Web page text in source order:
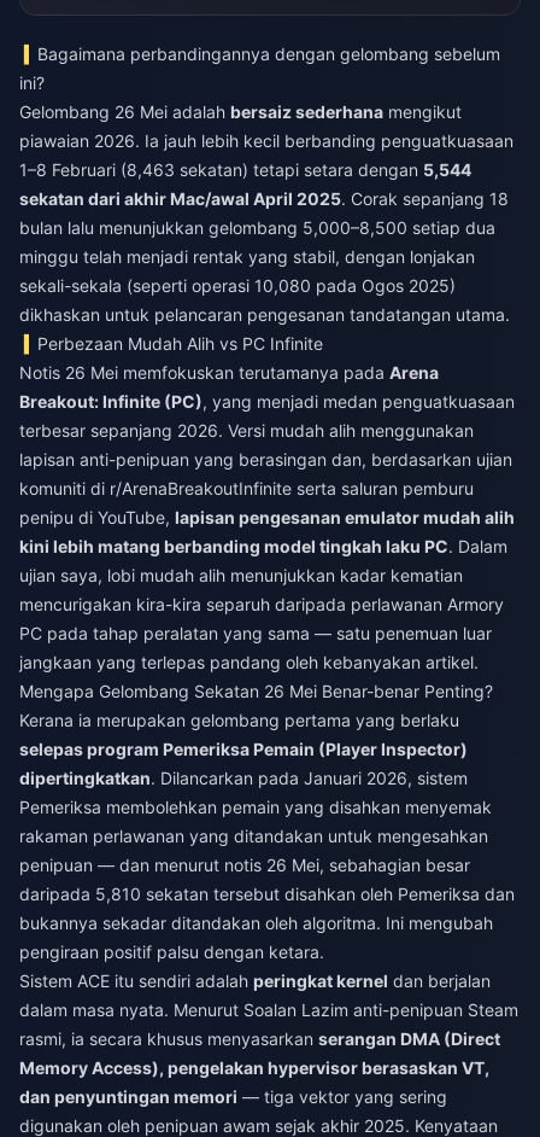
Bagaimana perbandingannya dengan gelombang sebelum
ini?
Gelombang 26 Mei adalah bersaiz sederhana mengikut
piawaian 2026. Ia jauh lebih kecil berbanding penguatkuasaan
1–8 Februari (8,463 sekatan) tetapi setara dengan 5,544
sekatan dari akhir Mac/awal April 2025. Corak sepanjang 18
bulan lalu menunjukkan gelombang 5,000–8,500 setiap dua
minggu telah menjadi rentak yang stabil, dengan lonjakan
sekali-sekala (seperti operasi 10,080 pada Ogos 2025)
dikhaskan untuk pelancaran pengesanan tandatangan utama.
Perbezaan Mudah Alih vs PC Infinite
Notis 26 Mei memfokuskan terutamanya pada Arena
Breakout: Infinite (PC), yang menjadi medan penguatkuasaan
terbesar sepanjang 2026. Versi mudah alih menggunakan
lapisan anti-penipuan yang berasingan dan, berdasarkan ujian
komuniti di r/ArenaBreakoutInfinite serta saluran pemburu
penipu di YouTube, lapisan pengesanan emulator mudah alih
kini lebih matang berbanding model tingkah laku PC. Dalam
ujian saya, lobi mudah alih menunjukkan kadar kematian
mencurigakan kira-kira separuh daripada perlawanan Armory
PC pada tahap peralatan yang sama — satu penemuan luar
jangkaan yang terlepas pandang oleh kebanyakan artikel.
Mengapa Gelombang Sekatan 26 Mei Benar-benar Penting?
Kerana ia merupakan gelombang pertama yang berlaku
selepas program Pemeriksa Pemain (Player Inspector)
dipertingkatkan. Dilancarkan pada Januari 2026, sistem
Pemeriksa membolehkan pemain yang disahkan menyemak
rakaman perlawanan yang ditandakan untuk mengesahkan
penipuan — dan menurut notis 26 Mei, sebahagian besar
daripada 5,810 sekatan tersebut disahkan oleh Pemeriksa dan
bukannya sekadar ditandakan oleh algoritma. Ini mengubah
pengiraan positif palsu dengan ketara.
Sistem ACE itu sendiri adalah peringkat kernel dan berjalan
dalam masa nyata. Menurut Soalan Lazim anti-penipuan Steam
rasmi, ia secara khusus menyasarkan serangan DMA (Direct
Memory Access), pengelakan hypervisor berasaskan VT,
dan penyuntingan memori — tiga vektor yang sering
digunakan oleh penipuan awam sejak akhir 2025. Kenyataan